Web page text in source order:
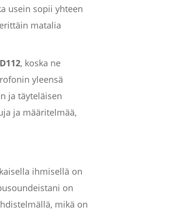
usein sopii yhteen
matalia
, koska ne
yleensä
ja täyteläisen
ja määritelmää,
ihmisellä on
on
mikä on